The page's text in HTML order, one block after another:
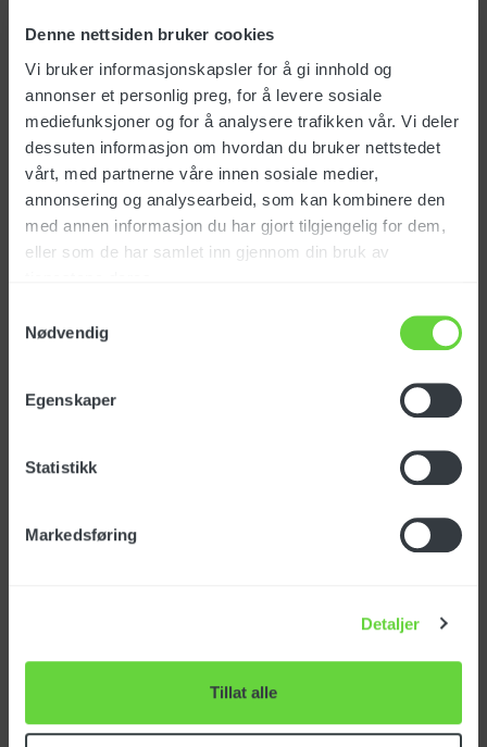
Denne nettsiden bruker cookies
Vi bruker informasjonskapsler for å gi innhold og
annonser et personlig preg, for å levere sosiale
mediefunksjoner og for å analysere trafikken vår. Vi deler
dessuten informasjon om hvordan du bruker nettstedet
vårt, med partnerne våre innen sosiale medier,
annonsering og analysearbeid, som kan kombinere den
med annen informasjon du har gjort tilgjengelig for dem,
eller som de har samlet inn gjennom din bruk av
Nødvendig
Egenskaper
Statistikk
Markedsføring
Detaljer
Tillat alle
NOK 318,00
Alle priser eks. mva
På lager (3,00)
Leveringstid 1-4 dager
ITALIA
Tolltariff:84249000
Produktinfo.